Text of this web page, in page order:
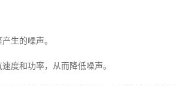
生的噪声。
度和功率，从而降低噪声。